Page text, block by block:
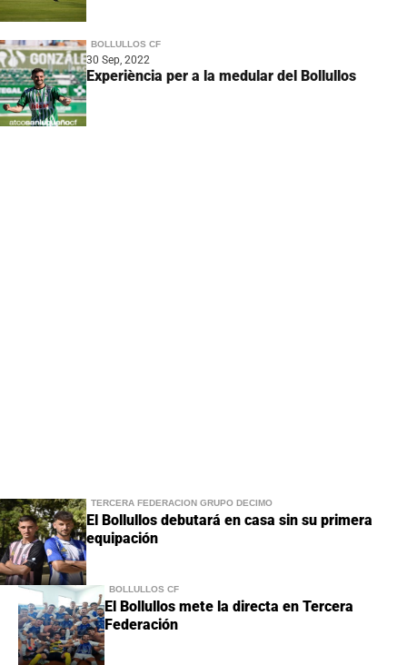
BOLLULLOS CF
30 Sep, 2022
Experiència per a la medular del Bollullos
TERCERA FEDERACIÓN GRUPO DÉCIMO
El Bollullos debutará en casa sin su primera
equipación
BOLLULLOS CF
El Bollullos mete la directa en Tercera
Federación